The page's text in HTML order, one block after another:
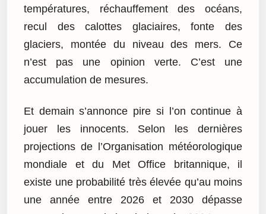
températures, réchauffement des océans,
recul des calottes glaciaires, fonte des
glaciers, montée du niveau des mers. Ce
n’est pas une opinion verte. C’est une
accumulation de mesures.
Et demain s’annonce pire si l’on continue à
jouer les innocents. Selon les dernières
projections de l’Organisation météorologique
mondiale et du Met Office britannique, il
existe une probabilité très élevée qu’au moins
une année entre 2026 et 2030 dépasse